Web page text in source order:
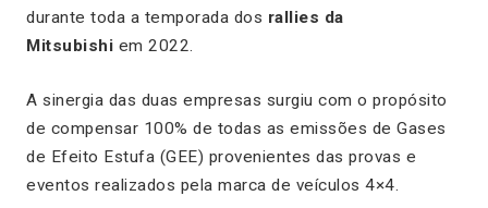
durante toda a temporada dos rallies da
Mitsubishi em 2022.
A sinergia das duas empresas surgiu com o propósito
de compensar 100% de todas as emissões de Gases
de Efeito Estufa (GEE) provenientes das provas e
eventos realizados pela marca de veículos 4×4.